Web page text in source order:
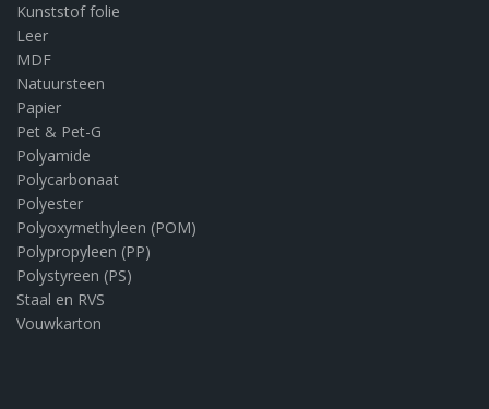
Kunststof folie
Leer
MDF
Natuursteen
Papier
Pet & Pet-G
Polyamide
Polycarbonaat
Polyester
Polyoxymethyleen (POM)
Polypropyleen (PP)
Polystyreen (PS)
Staal en RVS
Vouwkarton